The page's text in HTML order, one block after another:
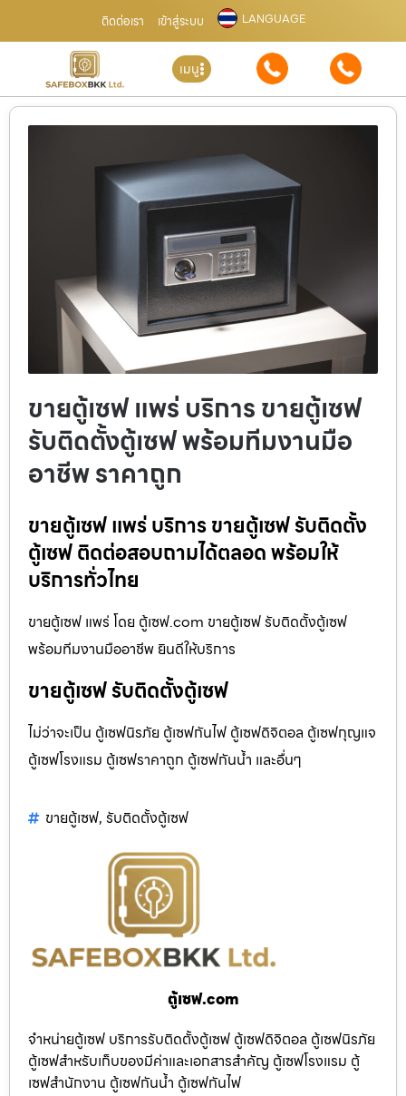
ติดต่อเรา เข้าสู่ระบบ LANGUAGE
เมนู
ขายตู้เซฟ แพร่ บริการ ขายตู้เซฟ
รับติดตั้งตู้เซฟ พร้อมทีมงานมือ
อาชีพ ราคาถูก
ขายตู้เซฟ แพร่ บริการ ขายตู้เซฟ รับติดตั้ง
ตู้เซฟ ติดต่อสอบถามได้ตลอด พร้อมให้
บริการทั่วไทย
ขายตู้เซฟ แพร่ โดย ตู้เซฟ.com ขายตู้เซฟ รับติดตั้งตู้เซฟ
พร้อมทีมงานมืออาชีพ ยินดีให้บริการ
ขายตู้เซฟ รับติดตั้งตู้เซฟ
ไม่ว่าจะเป็น ตู้เซฟนิรภัย ตู้เซฟกันไฟ ตู้เซฟดิจิตอล ตู้เซฟกุญแจ
ตู้เซฟโรงแรม ตู้เซฟราคาถูก ตู้เซฟกันน้ำ และอื่นๆ
ขายตู้เซฟ, รับติดตั้งตู้เซฟ
ตู้เซฟ.com
จำหน่ายตู้เซฟ บริการรับติดตั้งตู้เซฟ ตู้เซฟดิจิตอล ตู้เซฟนิรภัย
ตู้เซฟสำหรับเก็บของมีค่าและเอกสารสำคัญ ตู้เซฟโรงแรม ตู้
เซฟสำนักงาน ตู้เซฟกันน้ำ ตู้เซฟกันไฟ